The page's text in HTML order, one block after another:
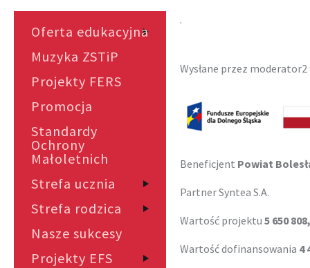
Oferta edukacyjna
Muzyka ZSTiP
Projekty FERS
Promocja
Standardy
Ochrony
Małoletnich
Strefa ucznia
Strefa rodzica
Nasze sukcesy
Projekty EFS
.
Wysłane przez moderator2
Beneficjent Powiat
Partner Syntea S.A.
Wartość projektu 5 650
Wartość dofinansowania 4